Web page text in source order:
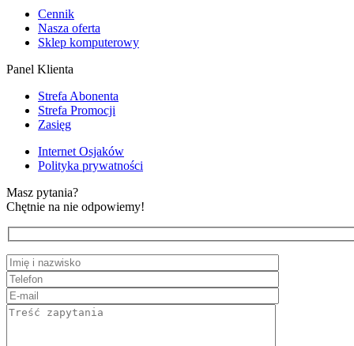
Cennik
Nasza oferta
Sklep komputerowy
Panel Klienta
Strefa Abonenta
Strefa Promocji
Zasięg
Internet Osjaków
Polityka prywatności
Masz pytania?
Chętnie na nie odpowiemy!